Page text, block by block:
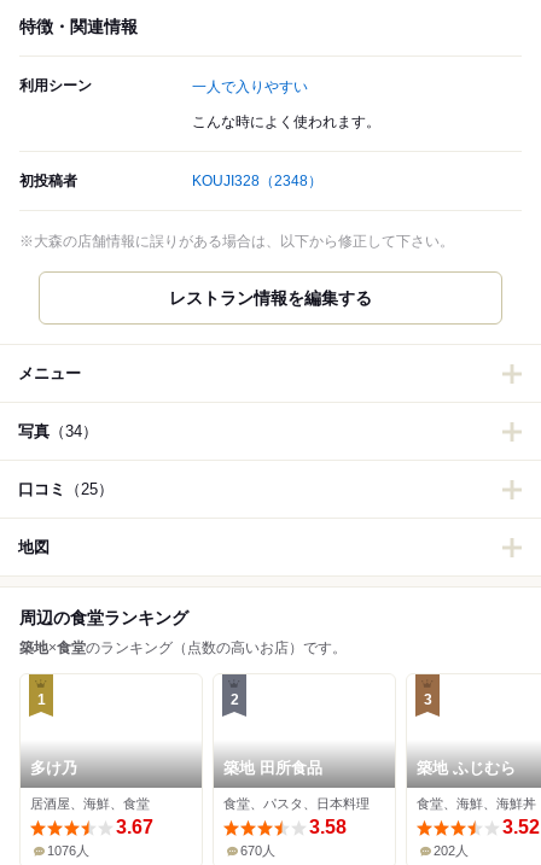
特徴・関連情報
利用シーン 一人で入りやすい
こんな時によく使われます。
初投稿者 KOUJI328 （2348）
※大森の店舗情報に誤りがある場合は、以下から修正して下さい。
レストラン情報を編集する
メニュー
写真 （34）
口コミ （25）
地図
周辺の食堂ランキング
築地×食堂のランキング（点数の高いお店）です。
1
多け乃
居酒屋、海鮮、食堂
3.67
1076人
2
築地 田所食品
食堂、パスタ、日本料理
3.58
670人
3
築地 ふじむら
食堂、海鮮、海鮮丼
3.52
202人